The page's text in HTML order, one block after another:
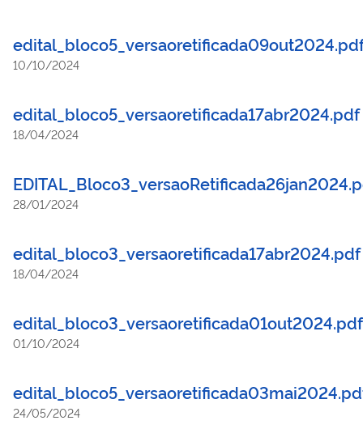
10/10/2024
edital_bloco5_versaoretificada17abr2024.pdf
18/04/2024
28/01/2024
edital_bloco3_versaoretificada17abr2024.pdf
18/04/2024
edital_bloco3_versaoretificada01out2024.pdf
01/10/2024
24/05/2024